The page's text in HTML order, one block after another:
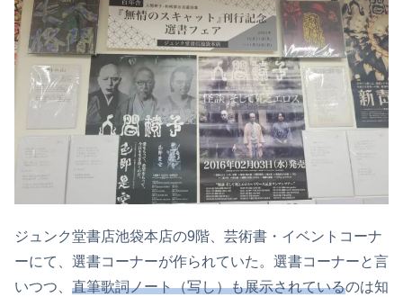
ジュンク堂書店池袋本店の9階、芸術書・イベントコーナ
ーにて、選書コーナーが作られていた。選書コーナーと言
いつつ、 直筆歌詞ノート（写し）も展示されているのは知